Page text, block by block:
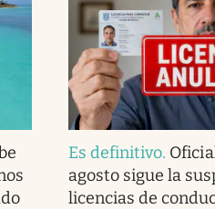
Es definitivo.
agosto sigue la
licencias de